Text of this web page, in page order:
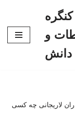
و
دانش
لاریجانی چه کسی